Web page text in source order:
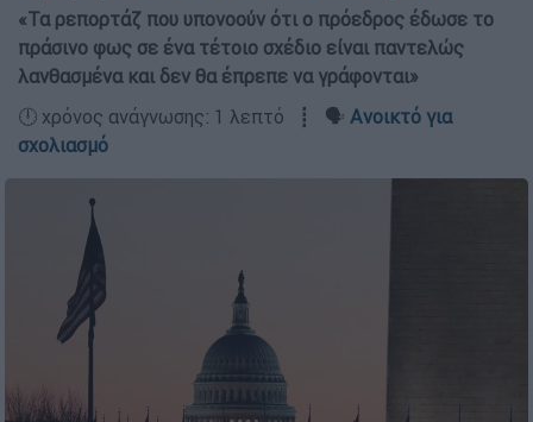
«Τα ρεπορτάζ που υπονοούν ότι ο πρόεδρος έδωσε το
πράσινο φως σε ένα τέτοιο σχέδιο είναι παντελώς
λανθασμένα και δεν θα έπρεπε να γράφονται»
🕛 χρόνος ανάγνωσης: 1 λεπτό ┋ 🗣️ Ανοικτό για
σχολιασμό